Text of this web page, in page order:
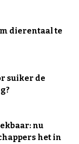
dierentaal te
suiker de
nu
het in